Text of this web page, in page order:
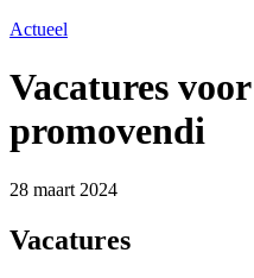
Actueel
Vacatures
promovendi
28 maart 2024
Vacatures